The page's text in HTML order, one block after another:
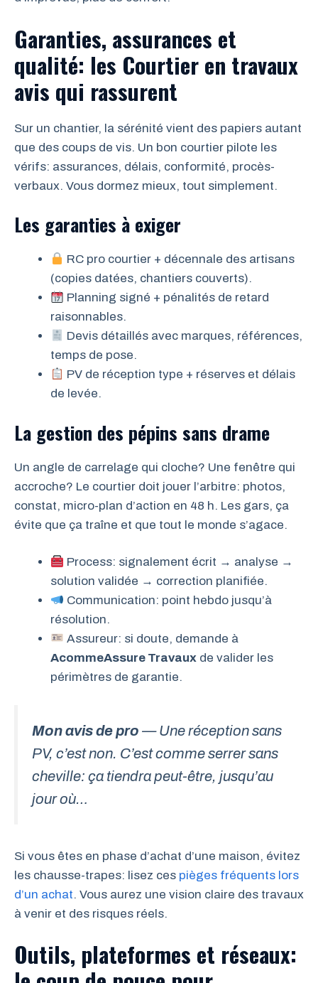
Garanties, assurances et
qualité: les Courtier en travaux
avis qui rassurent
Sur un chantier, la sérénité vient des papiers autant
que des coups de vis. Un bon courtier pilote les
vérifs: assurances, délais, conformité, procès-
verbaux. Vous dormez mieux, tout simplement.
Les garanties à exiger
RC pro courtier + décennale des artisans
(copies datées, chantiers couverts).
Planning signé + pénalités de retard
raisonnables.
Devis détaillés avec marques, références,
temps de pose.
PV de réception type + réserves et délais
de levée.
La gestion des pépins sans drame
Un angle de carrelage qui cloche? Une fenêtre qui
accroche? Le courtier doit jouer l’arbitre: photos,
constat, micro-plan d’action en 48 h. Les gars, ça
évite que ça traîne et que tout le monde s’agace.
Process: signalement écrit → analyse →
solution validée → correction planifiée.
Communication: point hebdo jusqu’à
résolution.
Assureur: si doute, demande à
AcommeAssure Travaux de valider les
périmètres de garantie.
Mon avis de pro — Une réception sans
PV, c’est non. C’est comme serrer sans
cheville: ça tiendra peut-être, jusqu’au
jour où…
Si vous êtes en phase d’achat d’une maison, évitez
les chausse-trapes: lisez ces pièges fréquents lors
d’un achat. Vous aurez une vision claire des travaux
à venir et des risques réels.
Outils, plateformes et réseaux: